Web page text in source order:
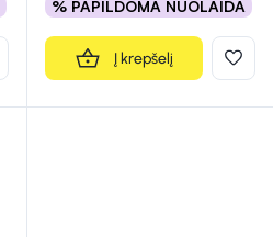
% PAPILDOMA NUOLAIDA
Į krepšelį